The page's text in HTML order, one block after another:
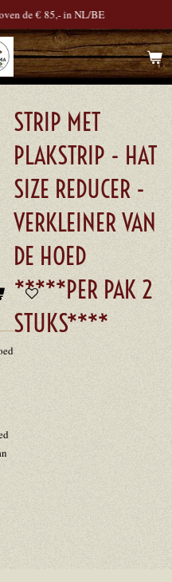
de € 85,- in NL/BE
STRIP MET
PLAKSTRIP - HAT
SIZE REDUCER -
VERKLEINER VAN
DE HOED
*****PER PAK 2
STUKS****